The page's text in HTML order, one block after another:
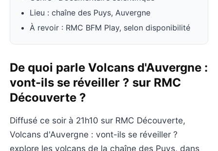
Lieu : chaîne des Puys, Auvergne
À revoir : RMC BFM Play, selon disponibilité
De quoi parle Volcans d'Auvergne :
vont-ils se réveiller ? sur RMC
Découverte ?
Diffusé ce soir à 21h10 sur RMC Découverte,
Volcans d'Auvergne : vont-ils se réveiller ?
explore les volcans de la chaîne des Puys, dans